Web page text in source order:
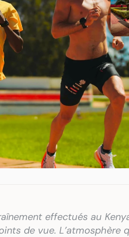
effectués au
de vue. L’atmosphère